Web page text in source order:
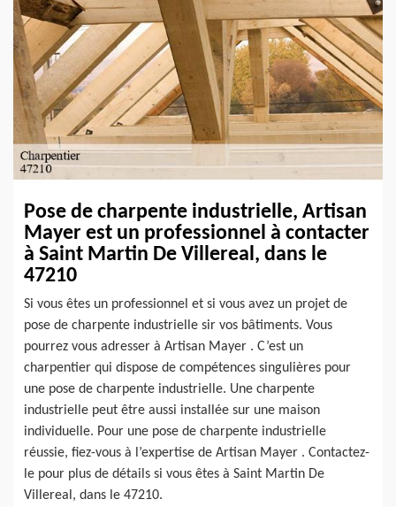
Pose de charpente industrielle, Artisan
Mayer est un professionnel à contacter
à Saint Martin De Villereal, dans le
47210
Si vous êtes un professionnel et si vous avez un projet de
pose de charpente industrielle sir vos bâtiments. Vous
pourrez vous adresser à Artisan Mayer . C’est un
charpentier qui dispose de compétences singulières pour
une pose de charpente industrielle. Une charpente
industrielle peut être aussi installée sur une maison
individuelle. Pour une pose de charpente industrielle
réussie, fiez-vous à l’expertise de Artisan Mayer . Contactez-
le pour plus de détails si vous êtes à Saint Martin De
Villereal, dans le 47210.